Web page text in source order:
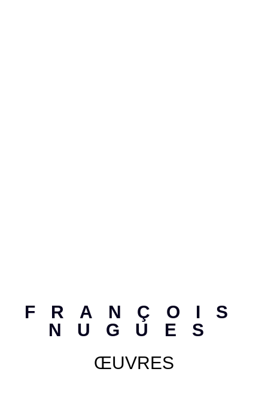
FRANÇOIS
NUGUES
ŒUVRES